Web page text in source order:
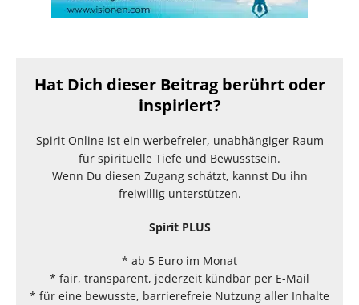
Hat Dich dieser Beitrag berührt oder
inspiriert?
Spirit Online ist ein werbefreier, unabhängiger Raum
für spirituelle Tiefe und Bewusstsein.
Wenn Du diesen Zugang schätzt, kannst Du ihn
freiwillig unterstützen.
Spirit PLUS
* ab 5 Euro im Monat
* fair, transparent, jederzeit kündbar per E-Mail
* für eine bewusste, barrierefreie Nutzung aller Inhalte